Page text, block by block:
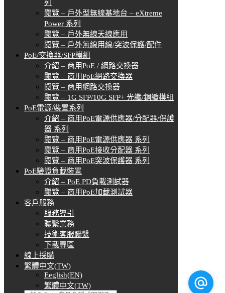
列
閱覽 – 戶外型無線基地台 – eXtreme
Power 系列
閱覽 – 戶外無線天線應用
閱覽 – 戶外無線用線/突波保護/配件
PoE/交換器/SFP模組
介紹 – 商用PoE / 網路交換器
閱覽 – 商用PoE網路交換器
閱覽 – 商用網路交換器
閱覽 – 1G SFP/10G SFP+ 光纖/銅纜模組
PoE電源/裝置系列
介紹 – 商用PoE電源供應器/分配器/保護
器 系列
閱覽 – 商用PoE電源供應器 系列
閱覽 – 商用PoE接收分配器 系列
閱覽 – 商用PoE突波保護器 系列
PoE驗證負載裝置
介紹 – PoE PD負載測試器
閱覽 – 商用PoE加載測試器
客戶服務
服務導引
聯繫業務
技術客服聯繫
下載專區
線上採購
繁體中文(TW)
Eeglish(EN)
繁體中文(TW)